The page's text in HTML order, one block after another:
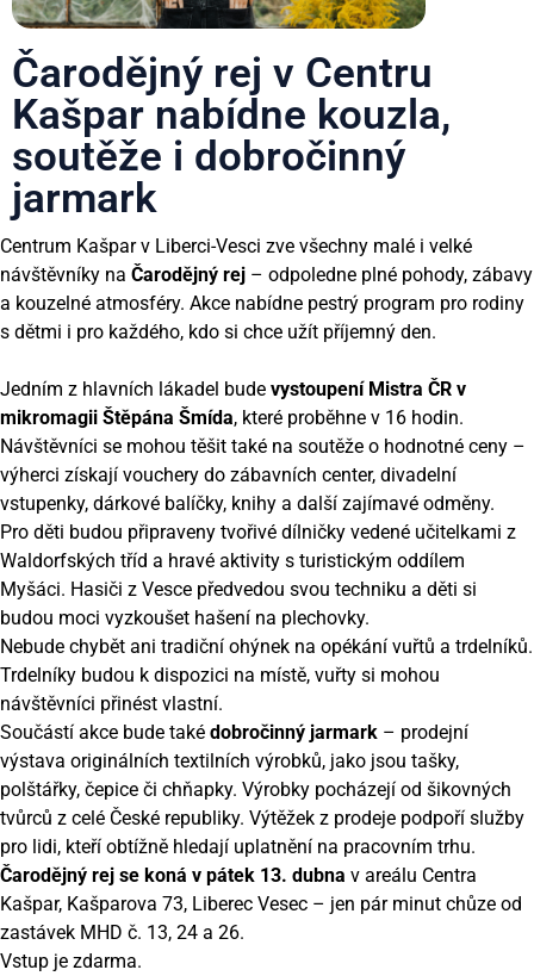
Čarodějný rej v Centru
Kašpar nabídne kouzla,
soutěže i dobročinný
jarmark
Centrum Kašpar v Liberci-Vesci zve všechny malé i velké
návštěvníky na Čarodějný rej – odpoledne plné pohody, zábavy
a kouzelné atmosféry. Akce nabídne pestrý program pro rodiny
s dětmi i pro každého, kdo si chce užít příjemný den.
Jedním z hlavních lákadel bude vystoupení Mistra ČR v
mikromagii Štěpána Šmída, které proběhne v 16 hodin.
Návštěvníci se mohou těšit také na soutěže o hodnotné ceny –
výherci získají vouchery do zábavních center, divadelní
vstupenky, dárkové balíčky, knihy a další zajímavé odměny.
Pro děti budou připraveny tvořivé dílničky vedené učitelkami z
Waldorfských tříd a hravé aktivity s turistickým oddílem
Myšáci. Hasiči z Vesce předvedou svou techniku a děti si
budou moci vyzkoušet hašení na plechovky.
Nebude chybět ani tradiční ohýnek na opékání vuřtů a trdelníků.
Trdelníky budou k dispozici na místě, vuřty si mohou
návštěvníci přinést vlastní.
Součástí akce bude také dobročinný jarmark – prodejní
výstava originálních textilních výrobků, jako jsou tašky,
polštářky, čepice či chňapky. Výrobky pocházejí od šikovných
tvůrců z celé České republiky. Výtěžek z prodeje podpoří služby
pro lidi, kteří obtížně hledají uplatnění na pracovním trhu.
Čarodějný rej se koná v pátek 13. dubna v areálu Centra
Kašpar, Kašparova 73, Liberec Vesec – jen pár minut chůze od
zastávek MHD č. 13, 24 a 26.
Vstup je zdarma.